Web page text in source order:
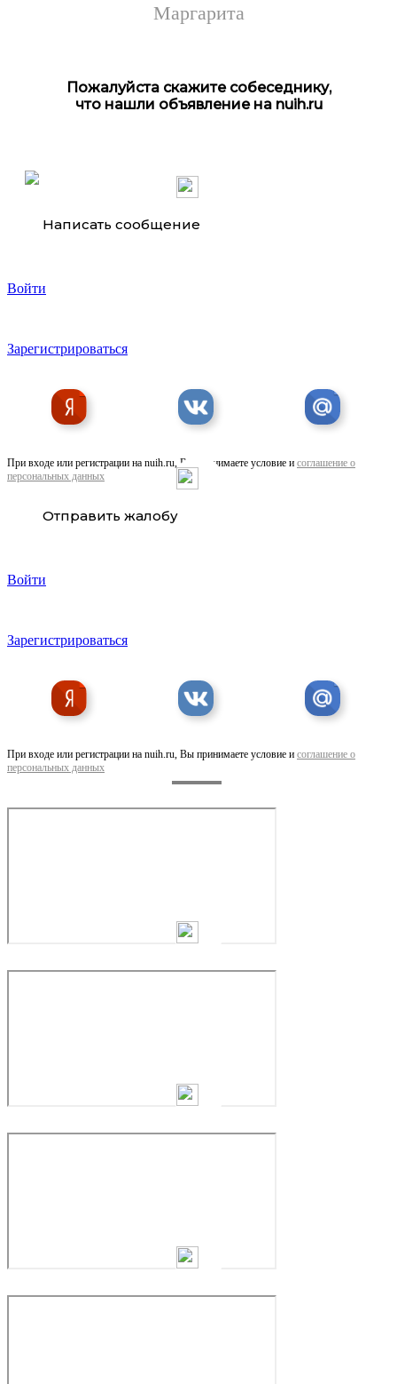
Маргарита
Пожалуйста скажите собеседнику,
что нашли объявление на nuih.ru
Написать сообщение
Войти
Зарегистрироваться
При входе или регистрации на nuih.ru, Вы принимаете условие и соглашение о
персональных данных
Отправить жалобу
Войти
Зарегистрироваться
При входе или регистрации на nuih.ru, Вы принимаете условие и соглашение о
персональных данных